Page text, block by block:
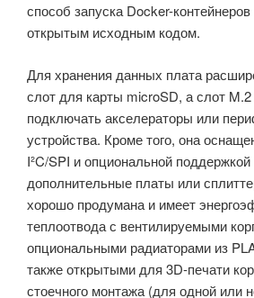
способ запуска Docker-
открытым исходным кодом.
Для хранения данных плата
слот для карты microSD, а слот
подключать акселераторы или
устройства. Кроме того, она
I²C/SPI и опциональной
дополнительные платы или
хорошо продумана и имеет
теплоотвода с вентилируемыми
опциональными радиаторами из
также открытыми для 3D-печати
стоечного монтажа (для одной или